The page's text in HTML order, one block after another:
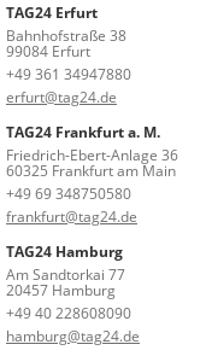
TAG24 Erfurt
Bahnhofstraße 38
99084 Erfurt
+49 361 34947880
erfurt@tag24.de
TAG24 Frankfurt a. M.
Friedrich-Ebert-Anlage 36
60325 Frankfurt am Main
+49 69 348750580
frankfurt@tag24.de
TAG24 Hamburg
Am Sandtorkai 77
20457 Hamburg
+49 40 228608090
hamburg@tag24.de